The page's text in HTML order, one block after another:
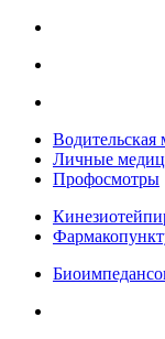
Водительская
Личные
Профосмотры